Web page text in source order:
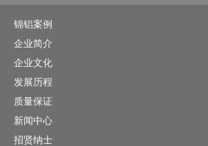
锦铝案例
企业简介
企业文化
发展历程
质量保证
新闻中心
招贤纳士